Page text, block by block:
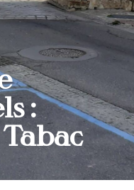
: